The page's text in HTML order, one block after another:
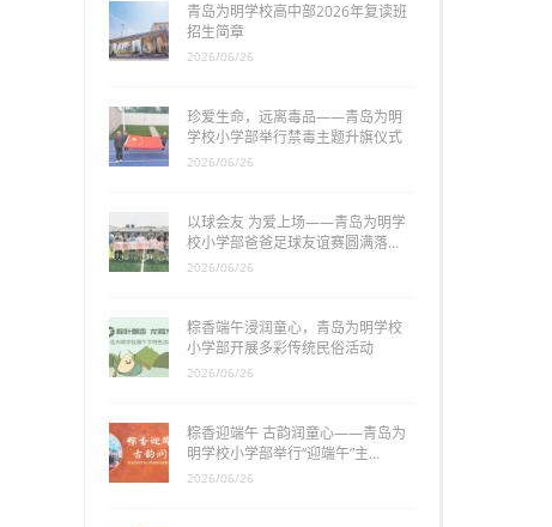
青岛为明学校高中部2026年复读班
招生简章
2026/06/26
珍爱生命，远离毒品——青岛为明
学校小学部举行禁毒主题升旗仪式
2026/06/26
以球会友 为爱上场——青岛为明学
校小学部爸爸足球友谊赛圆满落…
2026/06/26
粽香端午浸润童心，青岛为明学校
小学部开展多彩传统民俗活动
2026/06/26
粽香迎端午 古韵润童心——青岛为
明学校小学部举行“迎端午”主…
2026/06/26